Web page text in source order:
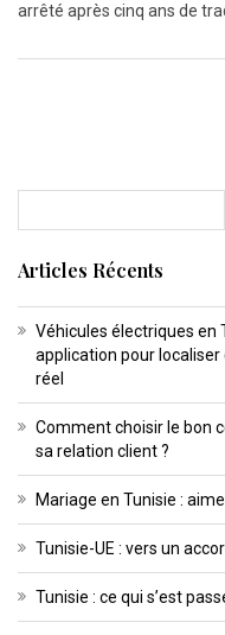
arrêté après cinq ans de
Articles Récents
Véhicules électriques en
application pour localiser
réel
Comment choisir le bon
sa relation client ?
Mariage en Tunisie :
Tunisie-UE : vers un
Tunisie : ce qui s’est